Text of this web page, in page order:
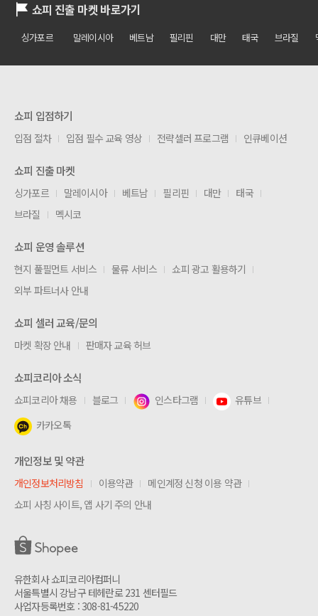
쇼피 진출 마켓 바로가기
싱가포르 말레이시아 베트남 필리핀 대만 태국 브라질
쇼피 입점하기
입점 절차 입점 필수 교육 영상 전략셀러 프로그램 인큐베이션
쇼피 진출 마켓
싱가포르 말레이시아 베트남 필리핀 대만
태국
브라질
멕시코
쇼피 운영 솔루션
현지 풀필먼트 서비스 물류 서비스
쇼피 광고 활용하기
외부 파트너사 안내
쇼피 셀러 교육/문의
마켓 확장 안내 판매자 교육 허브
쇼피코리아 소식
쇼피코리아 채용 블로그 인스타그램
유튜브
카카오톡
개인정보 및 약관
개인정보처리방침 이용약관
메인계정 신청 이용 약관
쇼피 사칭 사이트, 앱 사기 주의 안내
유한회사 쇼피코리아컴퍼니
서울특별시 강남구 테헤란로 231 센터필드
사업자등록번호 : 308-81-45220